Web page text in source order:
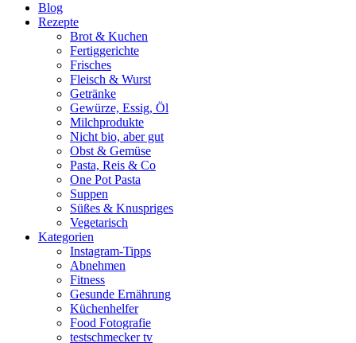
Blog
Rezepte
Brot & Kuchen
Fertiggerichte
Frisches
Fleisch & Wurst
Getränke
Gewürze, Essig, Öl
Milchprodukte
Nicht bio, aber gut
Obst & Gemüse
Pasta, Reis & Co
One Pot Pasta
Suppen
Süßes & Knuspriges
Vegetarisch
Kategorien
Instagram-Tipps
Abnehmen
Fitness
Gesunde Ernährung
Küchenhelfer
Food Fotografie
testschmecker tv